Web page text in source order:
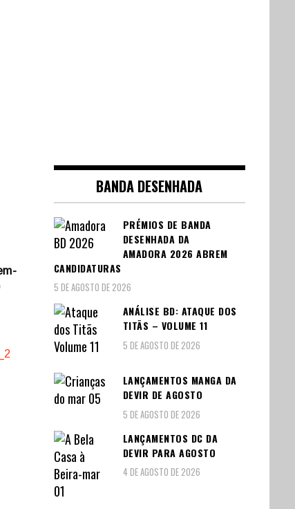
BANDA DESENHADA
PRÉMIOS DE BANDA
DESENHADA DA
AMADORA 2026 ABREM
CANDIDATURAS
5 DE AGOSTO DE 2026
ANÁLISE BD: ATAQUE DOS
TITÃS – VOLUME 11
5 DE AGOSTO DE 2026
LANÇAMENTOS MANGA DA
DEVIR DE AGOSTO
5 DE AGOSTO DE 2026
LANÇAMENTOS DC DA
DEVIR PARA AGOSTO
4 DE AGOSTO DE 2026